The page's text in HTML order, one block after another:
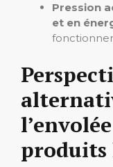
Pression
et en